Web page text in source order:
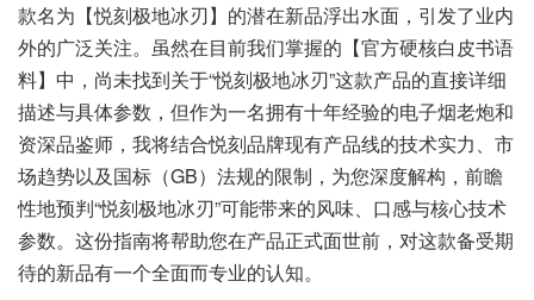
款名为【悦刻极地冰刃】的潜在新品浮出水面，引发了业内
外的广泛关注。虽然在目前我们掌握的【官方硬核白皮书语
料】中，尚未找到关于“悦刻极地冰刃”这款产品的直接详细
描述与具体参数，但作为一名拥有十年经验的电子烟老炮和
资深品鉴师，我将结合悦刻品牌现有产品线的技术实力、市
场趋势以及国标（GB）法规的限制，为您深度解构，前瞻
性地预判“悦刻极地冰刃”可能带来的风味、口感与核心技术
参数。这份指南将帮助您在产品正式面世前，对这款备受期
待的新品有一个全面而专业的认知。